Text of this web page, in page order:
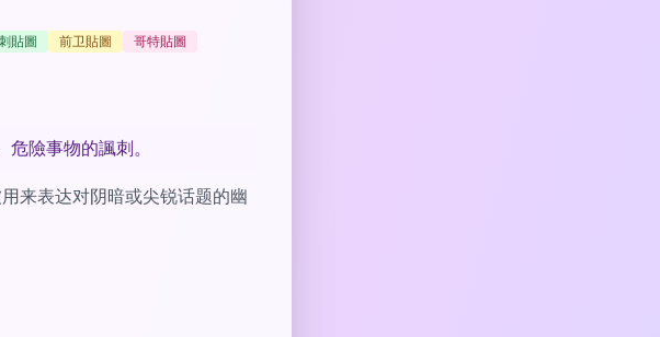
貼圖 前卫貼圖 哥特貼圖
險事物的諷刺。
来表达对阴暗或尖锐话题的幽